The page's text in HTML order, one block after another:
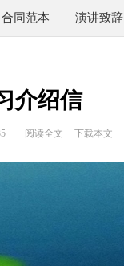
合同范本 演讲致辞
介绍信
阅读全文 下载本文